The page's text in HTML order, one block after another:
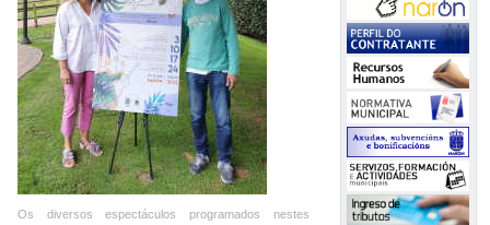
Os diversos espectáculos programados nestes